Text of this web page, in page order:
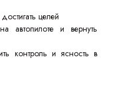
целей
автопилоте и вернуть
контроль и ясность в